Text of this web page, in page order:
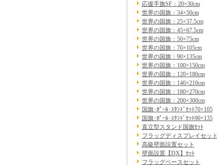
応援手旗SF：20×30cm
世界の国旗：34×50cm
世界の国旗：25×37.5cm
世界の国旗：45×67.5cm
世界の国旗：50×75cm
世界の国旗：70×105cm
世界の国旗：90×135cm
世界の国旗：100×150cm
世界の国旗：120×180cm
世界の国旗：140×210cm
世界の国旗：180×270cm
世界の国旗：200×300cm
国旗･ﾎﾟｰﾙ･ｽﾀﾝﾄﾞｾｯﾄ70×105
国旗･ﾎﾟｰﾙ･ｽﾀﾝﾄﾞｾｯﾄ90×135
直立型スタンド国旗ｾｯﾄ
フラッグディスプレイセット
高級壁面設置セット
壁面設置【DX】ｾｯﾄ
フラッグベースセット